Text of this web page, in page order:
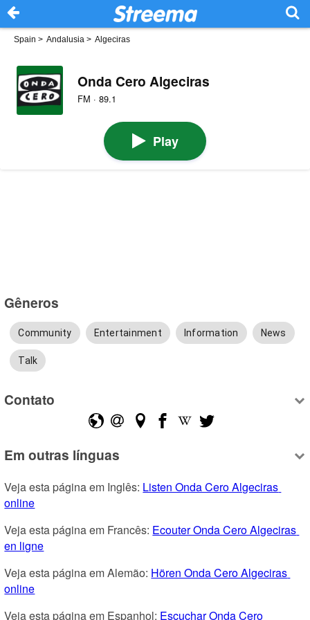
Spain > Andalusia > Algeciras
Onda Cero Algeciras
FM · 89.1
Play
Gêneros
Community Entertainment Information News
Talk
Contato
Em outras línguas
Veja esta página em Inglês: Listen Onda Cero Algeciras
online
Veja esta página em Francês: Ecouter Onda Cero Algeciras
en ligne
Veja esta página em Alemão: Hören Onda Cero Algeciras
online
Veja esta página em Espanhol: Escuchar Onda Cero